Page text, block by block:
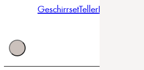
GeschirrsetTellerBowls &